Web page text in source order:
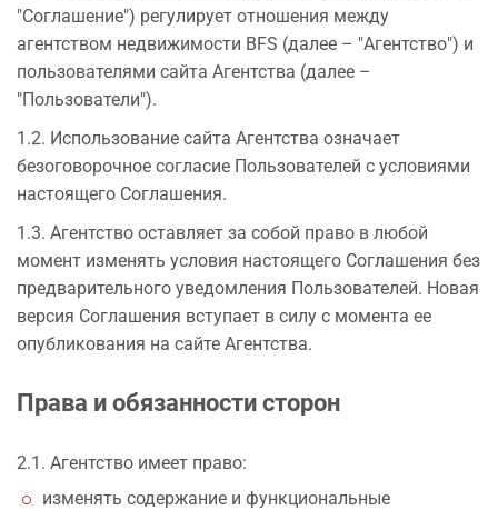
"Соглашение") регулирует отношения между
агентством недвижимости BFS (далее – "Агентство") и
пользователями сайта Агентства (далее –
"Пользователи").
1.2. Использование сайта Агентства означает
безоговорочное согласие Пользователей с условиями
настоящего Соглашения.
1.3. Агентство оставляет за собой право в любой
момент изменять условия настоящего Соглашения без
предварительного уведомления Пользователей. Новая
версия Соглашения вступает в силу с момента ее
опубликования на сайте Агентства.
Права и обязанности сторон
2.1. Агентство имеет право:
изменять содержание и функциональные